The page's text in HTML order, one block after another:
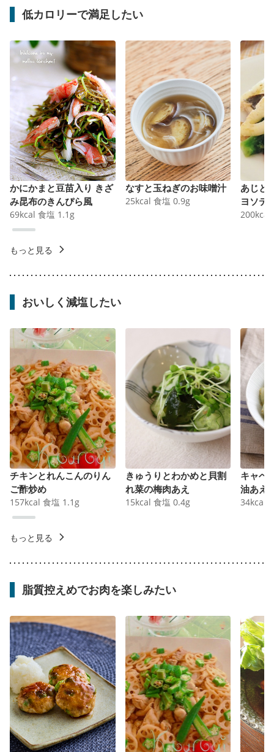
低カロリーで満足したい
かにかまと豆苗入り きざ
み昆布のきんぴら風
69kcal 食塩 1.1 g
なすと玉ねぎのお味噌汁
25kcal 食塩 0.9g
あじと
ヨソテ
200kcal
もっと見る
おいしく減塩したい
チキンとれんこんのりん
ご酢炒め
157kcal 食塩 1.1 g
きゅうりとわかめと貝割
れ菜の梅肉あえ
15kcal 食塩 0.4g
キャベ
油あえ
34kcal
もっと見る
脂質控えめでお肉を楽しみたい